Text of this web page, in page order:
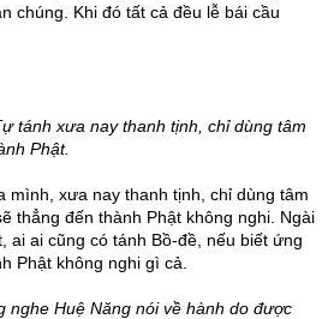
chúng. Khi đó tất cả đều lễ bái cầu
tánh xưa nay thanh tịnh, chỉ dùng tâm
Phật.
mình, xưa nay thanh tịnh, chỉ dùng tâm
thẳng đến thành Phật không nghi. Ngài
ai ai cũng có tánh Bồ-đề, nếu biết ứng
Phật không nghi gì cả.
nghe Huệ Năng nói về hành do được